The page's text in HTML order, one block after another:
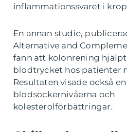
inflammationssvaret i
En annan studie,
Alternative and
fann att kolonrening
blodtrycket hos patienter
Resultaten visade också
blodsockernivåerna och
kolesterolförbättringar.